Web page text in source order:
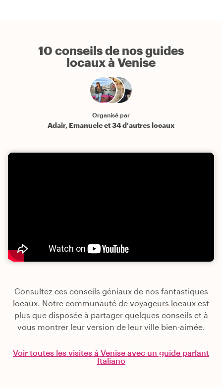
10 conseils de nos guides
locaux à Venise
Organisé par
Adair, Emanuele et 34 d'autres locaux
Consultez ces conseils géniaux de nos fantastiques
locaux. Notre communauté de voyageurs locaux est
plus que disposée à partager quelques conseils et à
vous montrer leur version de leur ville bien-aimée.
Voir toutes les visites à Venise avec un guide parlant
Italiano